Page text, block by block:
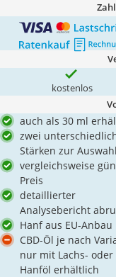
kostenlos
auch als 30 ml
zwei
Stärken zur Auswahl
vergleichsweise
Preis
detaillierter
Analysebericht
Hanf aus EU-Anbau
CBD-Öl je nach
nur mit Lachs- oder
Hanföl erhältlich